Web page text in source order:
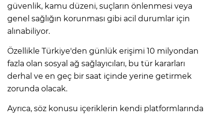
güvenlik, kamu düzeni, suçların önlenmesi veya
genel sağlığın korunması gibi acil durumlar için
alınabiliyor.
Özellikle Türkiye'den günlük erişimi 10 milyondan
fazla olan sosyal ağ sağlayıcıları, bu tür kararları
derhal ve en geç bir saat içinde yerine getirmek
zorunda olacak.
Ayrıca, söz konusu içeriklerin kendi platformlarında